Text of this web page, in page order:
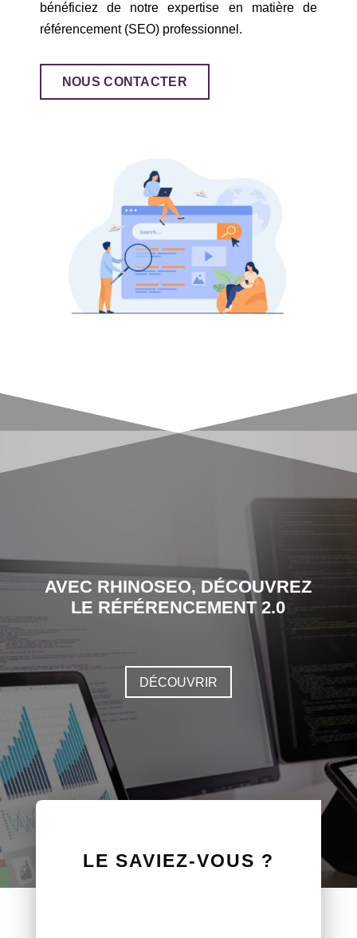
bénéficiez de notre expertise en matière de
référencement (SEO) professionnel.
NOUS CONTACTER
AVEC RHINOSEO, DÉCOUVREZ
LE RÉFÉRENCEMENT 2.0
DÉCOUVRIR
LE SAVIEZ-VOUS ?